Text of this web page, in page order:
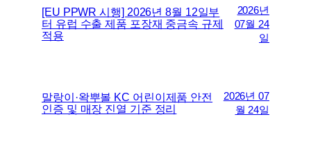
[EU PPWR 시행] 2026년 8월 12일부
터 유럽 수출 제품 포장재 중금속 규제
적용
2026년
07월 24
일
말랑이·왁뿌볼 KC 어린이제품 안전
인증 및 매장 진열 기준 정리
2026년 07
월 24일